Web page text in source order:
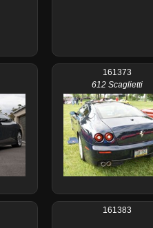
161373
612 Scaglietti
161383